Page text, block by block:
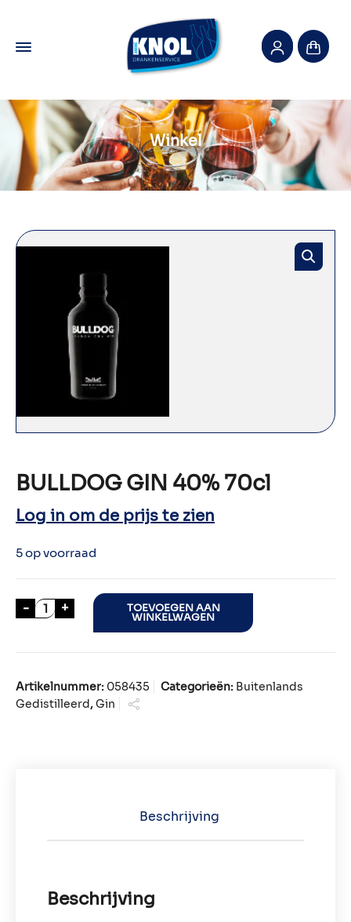
Winkel
BULLDOG GIN 40% 70cl
Log in om de prijs te zien
5 op voorraad
- BULLDOG GIN 40% 70cl aantal
+ TOEVOEGEN AAN
WINKELWAGEN
Artikelnummer: 058435 Categorieën: Buitenlands
Gedistilleerd,Gin
Beschrijving
Beschrijving